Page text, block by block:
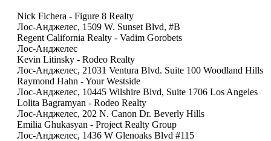
Nick Fichera - Figure 8 Realty
Лос-Анджелес, 1509 W. Sunset Blvd, #B
Regent California Realty - Vadim Gorobets
Лос-Анджелес
Kevin Litinsky - Rodeo Realty
Лос-Анджелес, 21031 Ventura Blvd. Suite 100 Woodland Hills
Raymond Hahn - Your Westside
Лос-Анджелес, 10445 Wilshire Blvd, Suite 1706 Los Angeles
Lolita Bagramyan - Rodeo Realty
Лос-Анджелес, 202 N. Canon Dr. Beverly Hills
Emilia Ghukasyan - Project Realty Group
Лос-Анджелес, 1436 W Glenoaks Blvd #115